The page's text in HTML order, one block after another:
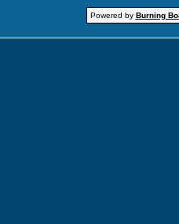
Powered by Burning